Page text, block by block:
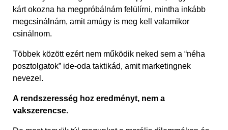
kárt okozna ha megpróbálnám felülírni, mintha inkább
megcsinálnám, amit amúgy is meg kell valamikor
csinálnom.
Többek között ezért nem működik neked sem a “néha
posztolgatok” ide-oda taktikád, amit marketingnek
nevezel.
A rendszeresség hoz eredményt, nem a
vakszerencse.